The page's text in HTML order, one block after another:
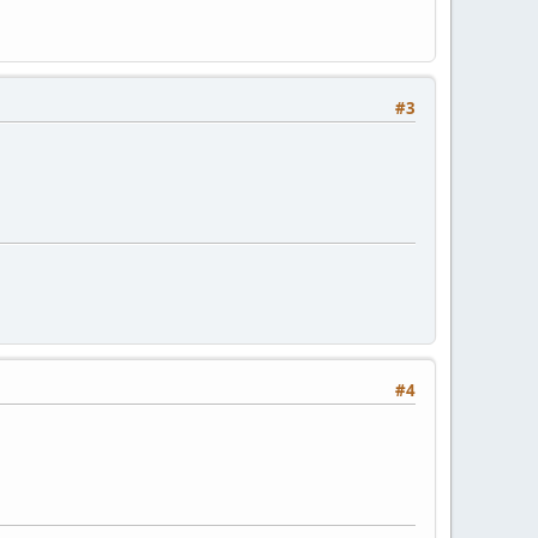
#3
#4